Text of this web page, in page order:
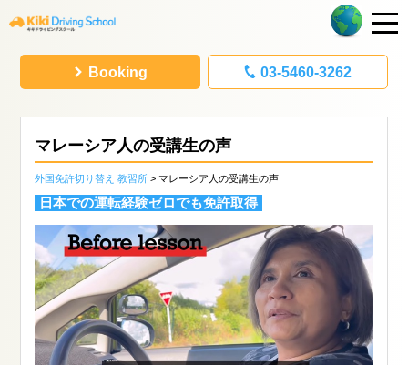
Booking 03-5460-3262
マレーシア人の受講生の声
外国免許切り替え 教習所 > マレーシア人の受講生の声
日本での運転経験ゼロでも免許取得